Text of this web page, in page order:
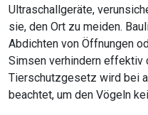
Ultraschallgeräte,
sie, den Ort zu meiden.
Abdichten von Öffnungen
Simsen verhindern effektiv
Tierschutzgesetz wird bei
beachtet, um den Vögeln